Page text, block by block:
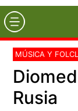
MÚSICA Y
Rusia